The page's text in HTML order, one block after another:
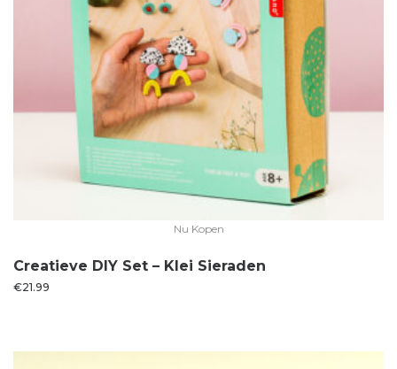
Nu Kopen
Creatieve DIY Set – Klei Sieraden
€21.99